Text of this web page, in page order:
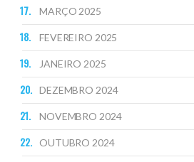
MARÇO 2025
FEVEREIRO 2025
JANEIRO 2025
DEZEMBRO 2024
NOVEMBRO 2024
OUTUBRO 2024